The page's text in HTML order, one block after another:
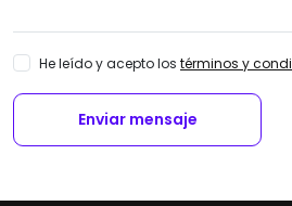
He leído y acepto los términos y
Enviar mensaje